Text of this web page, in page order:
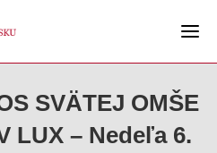
SVÄTEJ OMŠE
LUX – Nedeľa 6.